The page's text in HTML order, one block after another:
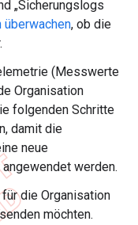
„Sicherungslogs
überwachen, ob die
(Messwerte
Organisation
folgenden Schritte
damit die
neue
werden.
die Organisation
möchten.